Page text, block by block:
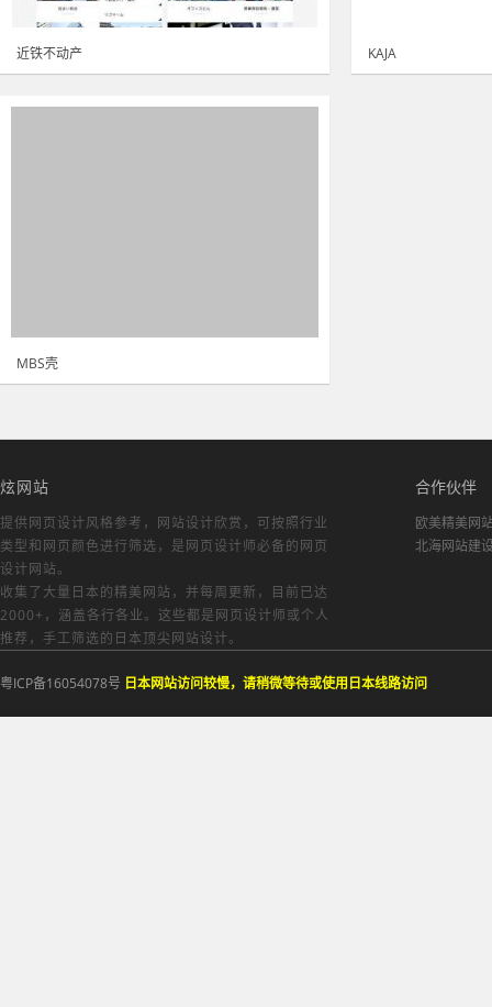
近铁不动产 KAJA
MBS壳
炫网站
提供网页设计风格参考， 网站设计欣赏 ，可按照行业
类型和网页颜色进行筛选，是网页设计师必备的网页
设计网站。
收集了大量日本的精美网站，并每周更新，目前已达
2000+，涵盖各行各业。这些都是网页设计师或个人
推荐，手工筛选的日本顶尖网站设计。
合作伙伴
欧美精美网
北海网站建
粤ICP备16054078号 日本网站访问较慢，请稍微等待或使用日本线路访问